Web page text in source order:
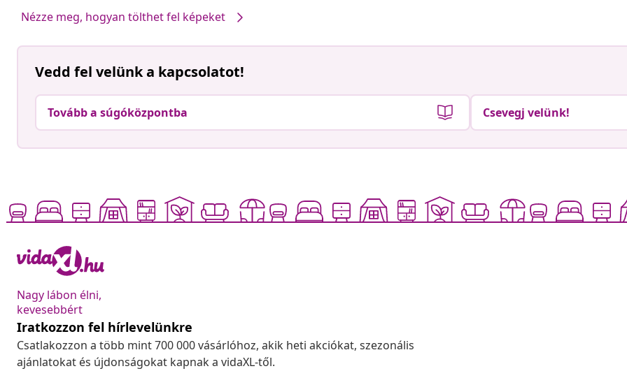
Nézze meg, hogyan tölthet fel képeket
Vedd fel velünk a kapcsolatot!
Tovább a súgóközpontba Csevegj velünk!
Nagy lábon élni,
kevesebbért
Iratkozzon fel hírlevelünkre
Csatlakozzon a több mint 700 000 vásárlóhoz, akik heti akciókat, szezonális
ajánlatokat és újdonságokat kapnak a vidaXL-től.